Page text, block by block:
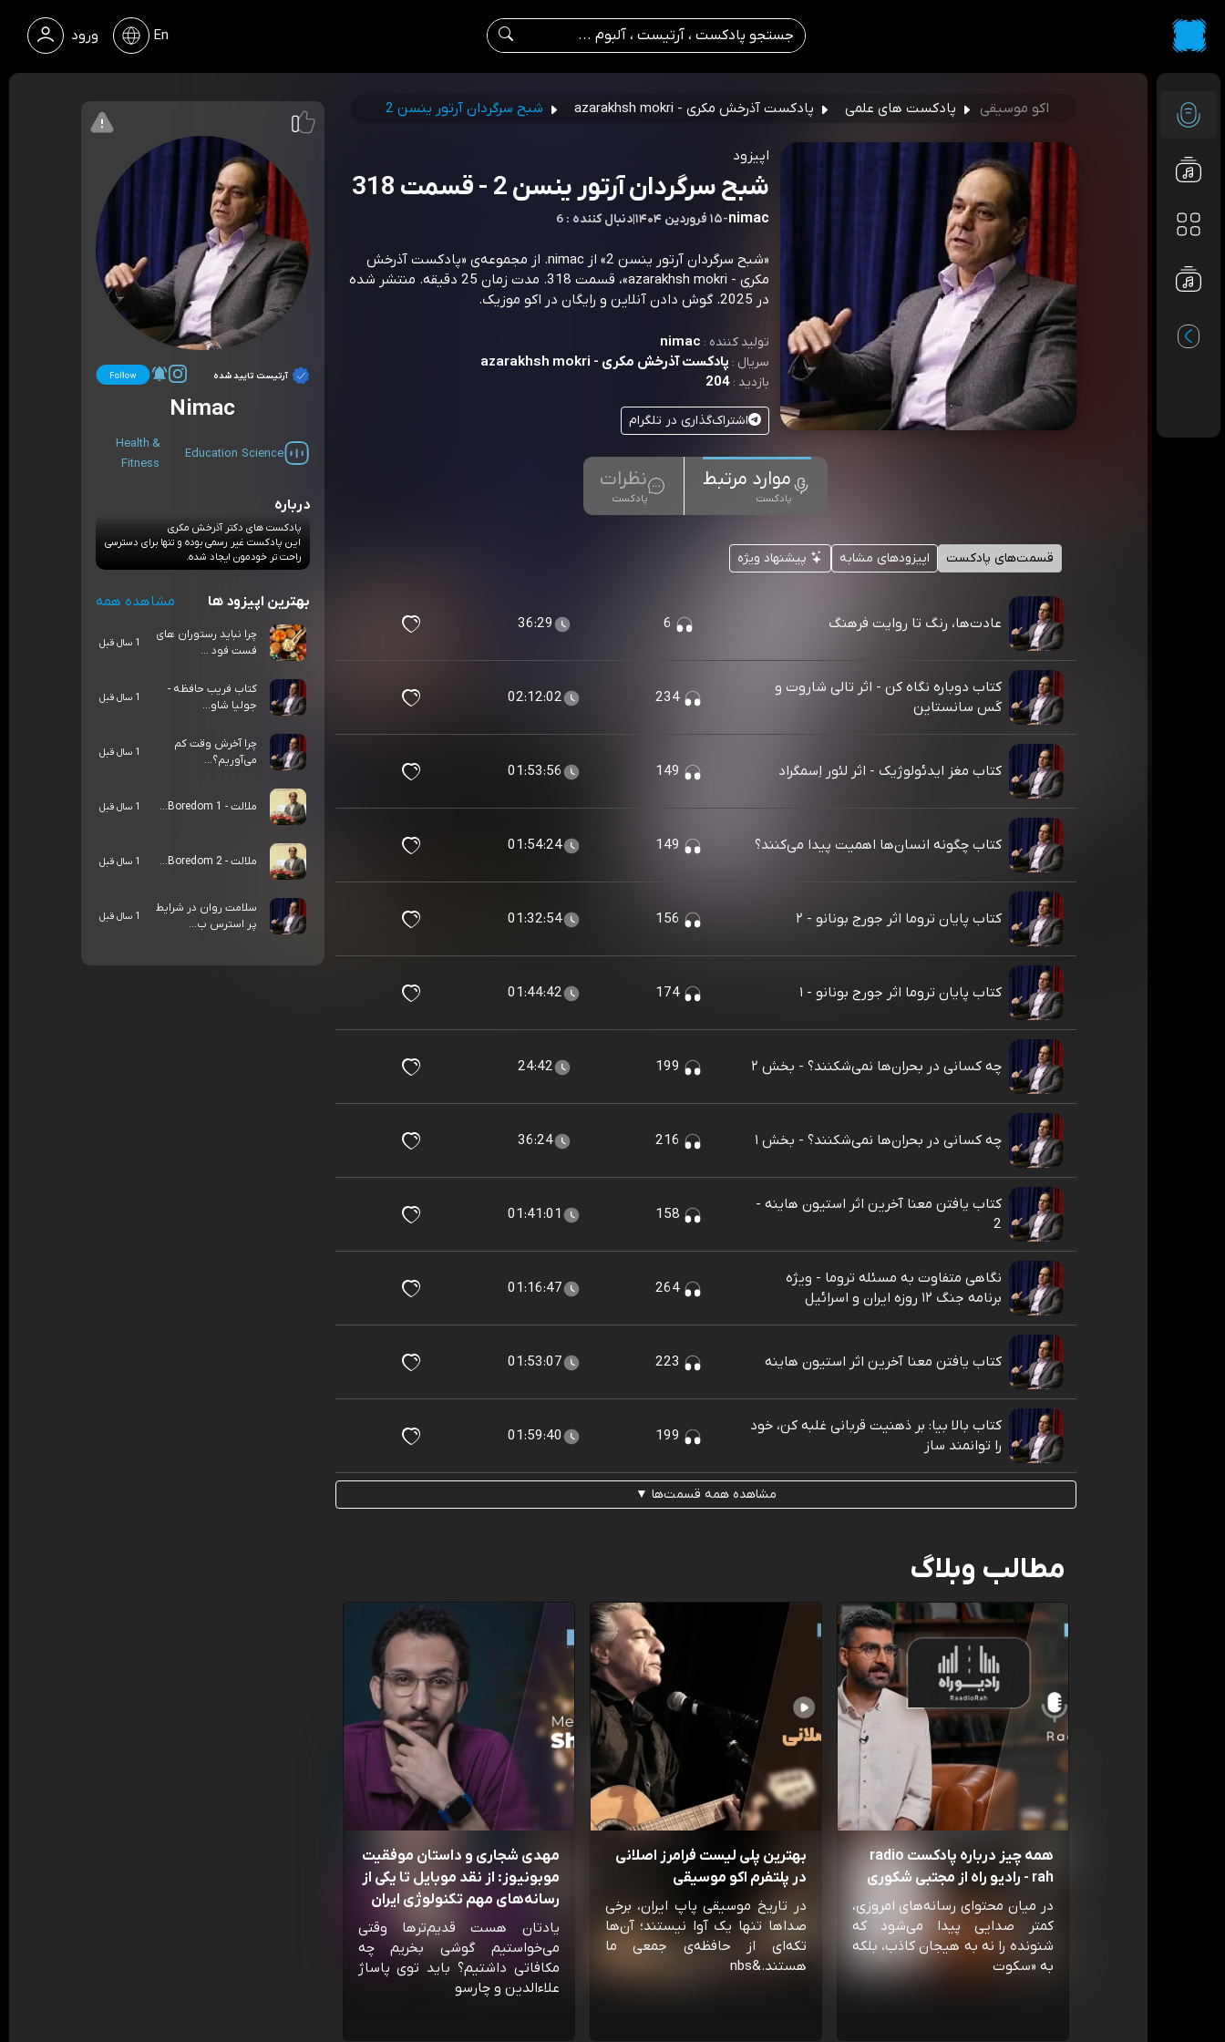
ورود En
اکو موسیقی پادکست های علمی پادکست آذرخش مکری - azarakhsh mokri شبح سرگردان آرتور ینسن 2
اپیزود
شبح سرگردان آرتور ینسن 2 - قسمت 318
nimac
-۱۵ فروردین ۱۴۰۴ |6 : دنبال کننده
«شبح سرگردان آرتور ینسن 2» از nimac. از مجموعه‌ی «پادکست آذرخش
مکری - azarakhsh mokri»، قسمت 318. مدت زمان 25 دقیقه. منتشر شده
در 2025. گوش دادن آنلاین و رایگان در اکو موزیک.
تولید کننده : nimac
سریال : پادکست آذرخش مکری - azarakhsh mokri
بازدید :204
اشتراک‌گذاری در تلگرام
موارد مرتبط
پادکست
نظرات
پادکست
قسمت‌های پادکست اپیزودهای مشابه پیشنهاد ویژه
عادت‌ها، رنگ تا روایت فرهنگ 36:29
کتاب دوباره نگاه کن - اثر تالی شاروت و
کَس سانستاین
234
02:12:02
کتاب مغز ایدئولوژیک - اثر لئور اِسمگراد 01:53:56
کتاب چگونه انسان‌ها اهمیت پیدا می‌کنند؟ 01:54:24
کتاب پایان تروما اثر جورج بونانو - ۲ 01:32:54
کتاب پایان تروما اثر جورج بونانو - ۱ 174
01:44:42
چه کسانی در بحران‌ها نمی‌شکنند؟ - بخش ۲ 24:42
چه کسانی در بحران‌ها نمی‌شکنند؟ - بخش ۱ 36:24
کتاب یافتن معنا آخرین اثر استیون هاینه -
2
01:41:01
نگاهی متفاوت به مسئله تروما - ویژه
برنامه جنگ ۱۲ روزه ایران و اسرائیل
264
01:16:47
کتاب یافتن معنا آخرین اثر استیون هاینه 01:53:07
کتاب بالا بیا: بر ذهنیت قربانی غلبه کن، خود
را توانمند ساز
01:59:40
مشاهده همه قسمت‌ها ▼
مطالب وبلاگ
همه چیز درباره پادکست radio
rah - رادیو راه از مجتبی شکوری
در میان محتوای رسانه‌های امروزی،
کمتر صدایی پیدا می‌شود که
شنونده را نه به هیجان کاذب، بلکه
به «سکوت
بهترین پلی لیست فرامرز اصلانی
در پلتفرم اکو موسیقی
در تاریخ موسیقی پاپ ایران، برخی
صداها تنها یک آوا نیستند؛ آن‌ها
تکه‌ای از حافظه‌ی جمعی ما
هستند.&nbs
مهدی شجاری و داستان موفقیت
موبونیوز: از نقد موبایل تا یکی از
رسانه‌‌های مهم تکنولوژی ایران
یادتان هست قدیم‌ترها وقتی
می‌خواستیم گوشی بخریم چه
مکافاتی داشتیم؟ باید توی پاساژ
علاءالدین و چارسو
آرتیست تایید شده
Nimac
Science
Education
Health &
Fitness
درباره
پادکست های دکتر آذرخش مکری
این پادکست غیر رسمی بوده و تنها برای دسترسی
راحت تر خودمون ایجاد شده.
بهترین اپیزود ها مشاهده همه
چرا نباید رستوران های
فست فود ...
1 سال قبل
کتاب فریب حافظه -
جولیا شاو...
1 سال قبل
چرا آخرش وقت کم
می‌آوریم؟...
1 سال قبل
ملالت - Boredom 1... 1 سال قبل
ملالت - Boredom 2... 1 سال قبل
سلامت روان در شرایط
پر استرس ب...
1 سال قبل